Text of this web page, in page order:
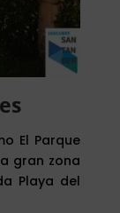
El Parque
gran zona
Playa del